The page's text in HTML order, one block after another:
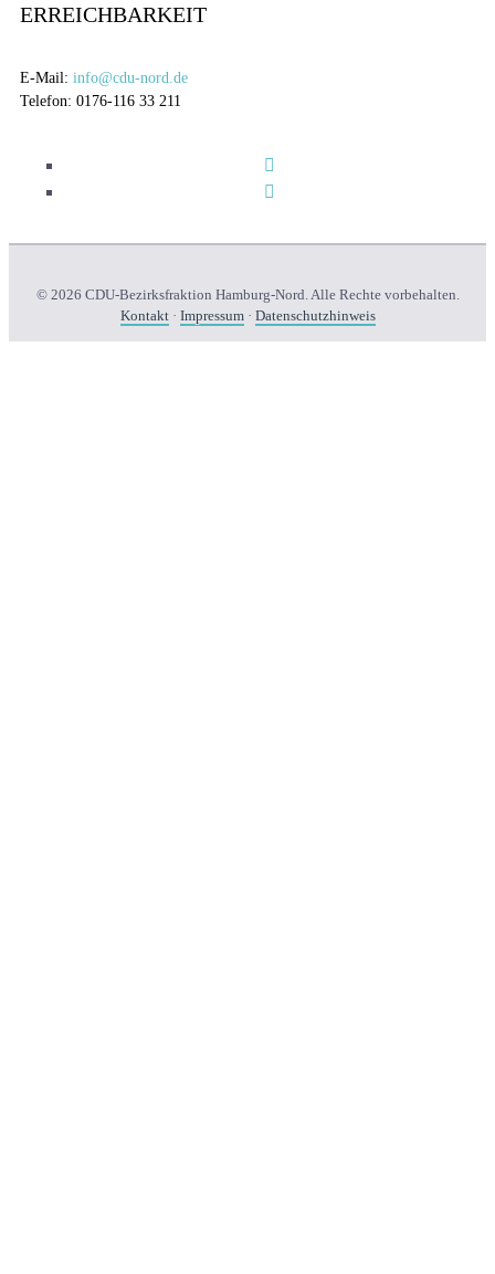
ERREICHBARKEIT
E-Mail: info@cdu-nord.de
Telefon: 0176-116 33 211
© 2026 CDU-Bezirksfraktion Hamburg-Nord. Alle Rechte vorbehalten.
Kontakt· Impressum· Datenschutzhinweis